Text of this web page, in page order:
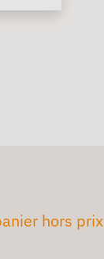
hors prix